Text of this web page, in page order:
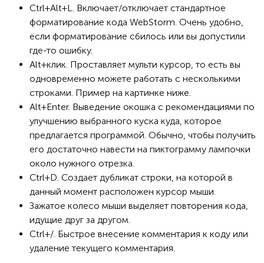
Ctrl+Alt+L. Включает/отключает стандартное
форматирование кода WebStorm. Очень удобно,
если форматирование сбилось или вы допустили
где-то ошибку.
Alt+клик. Проставляет мульти курсор, то есть вы
одновременно можете работать с несколькими
строками. Пример на картинке ниже.
Alt+Enter. Выведение окошка с рекомендациями по
улучшению выбранного куска куда, которое
предлагается программой. Обычно, чтобы получить
его достаточно навести на пиктограмму лампочки
около нужного отрезка.
Ctrl+D. Создает дубликат строки, на которой в
данный момент расположен курсор мыши.
Зажатое колесо мыши выделяет повторения кода,
идущие друг за другом.
Ctrl+/. Быстрое внесение комментария к коду или
удаление текущего комментария.